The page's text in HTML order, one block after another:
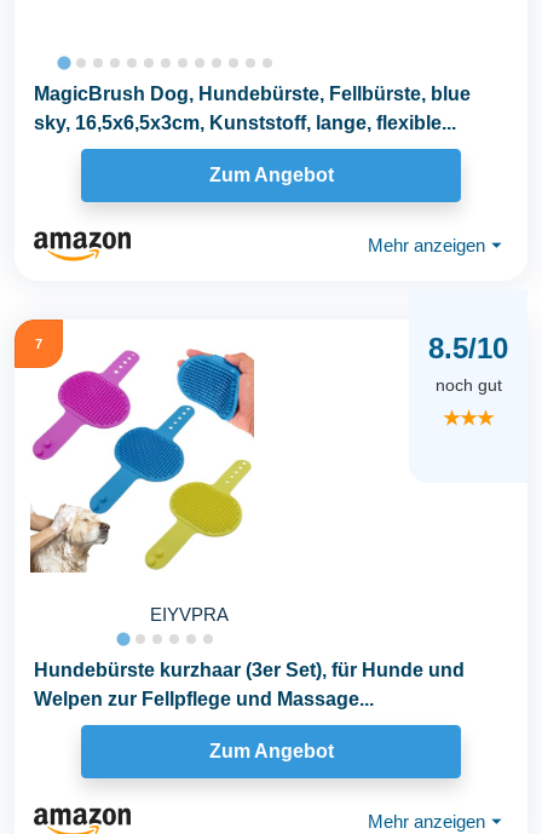
MagicBrush Dog, Hundebürste, Fellbürste, blue
sky, 16,5x6,5x3cm, Kunststoff, lange, flexible...
Zum Angebot
Mehr anzeigen ⏷
7
EIYVPRA
8.5/10
noch gut
★★★
Hundebürste kurzhaar (3er Set), für Hunde und
Welpen zur Fellpflege und Massage...
Zum Angebot
Mehr anzeigen ⏷